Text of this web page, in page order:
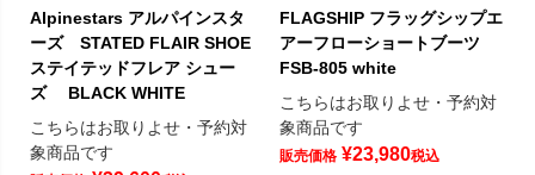
Alpinestars アルパインスタ
ーズ STATED FLAIR SHOE
ステイテッドフレア シュー
ズ BLACK WHITE
こちらはお取りよせ・予約対
象商品です
FLAGSHIP フラッグシップエ
アーフローショートブーツ
FSB-805 white
こちらはお取りよせ・予約対
象商品です
販売価格 ¥23,980税込